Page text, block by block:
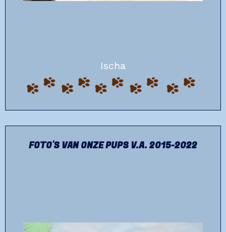
Ischa
FOTO'S VAN ONZE PUPS V.A. 2015-2022